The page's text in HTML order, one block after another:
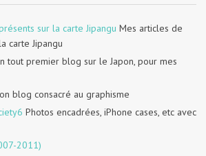
sur la carte Jipangu Mes articles de
carte Jipangu
tout premier blog sur le Japon, pour mes
blog consacré au graphisme
Photos encadrées, iPhone cases, etc avec
2011)